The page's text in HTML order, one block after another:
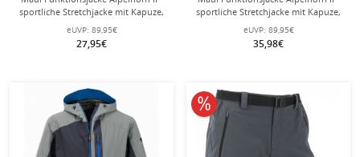
sportliche Stretchjacke mit Kapuze,
atmungsaktiv, wasserabweisend -
dark grün Herren
eUVP: 89,95€
27,95€
sportliche Stretchjacke mit Kapuze,
atmungsaktiv, wasserabweisend -
gelb Herren
eUVP: 89,95€
35,98€
10% reduziert